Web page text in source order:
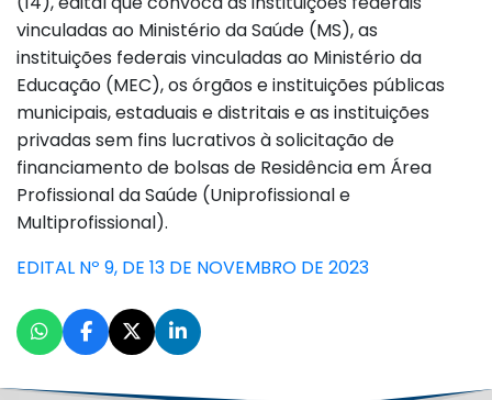
vinculadas ao Ministério da Saúde (MS), as
instituições federais vinculadas ao Ministério da
Educação (MEC), os órgãos e instituições públicas
municipais, estaduais e distritais e as instituições
privadas sem fins lucrativos à solicitação de
financiamento de bolsas de Residência em Área
Profissional da Saúde (Uniprofissional e
Multiprofissional).
EDITAL Nº 9, DE 13 DE NOVEMBRO DE 2023